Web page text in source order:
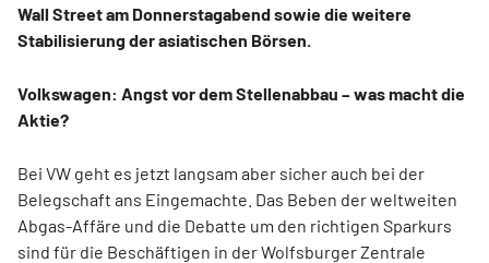
Wall Street am Donnerstagabend sowie die weitere
Stabilisierung der asiatischen Börsen.
Volkswagen: Angst vor dem Stellenabbau – was macht die
Aktie?
Bei VW geht es jetzt langsam aber sicher auch bei der
Belegschaft ans Eingemachte. Das Beben der weltweiten
Abgas-Affäre und die Debatte um den richtigen Sparkurs
sind für die Beschäftigen in der Wolfsburger Zentrale